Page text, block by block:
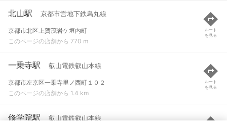
北山駅 京都市営地下鉄烏丸線
京都市北区上賀茂岩ケ垣内町
このページの店舗から 770 m
ルート
を見る
一乗寺駅 叡山電鉄叡山本線
京都市左京区一乗寺里ノ西町１０２
このページの店舗から 1.4 km
ルート
を見る
修学院駅 叡山電鉄叡山本線